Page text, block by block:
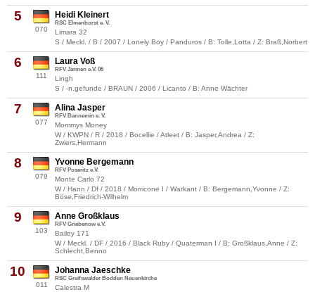
5
070
Heidi Kleinert
RSC Elmenhorst e. V.
Limara 32
S / Meckl. / B / 2007 / Lonely Boy / Panduros / B: Tolle,Lotta / Z: Braß,Norbert
6
111
Laura Voß
RFV Jarmen e.V. 06
Lingh
S / -n.gefunde / BRAUN / 2006 / Licanto / B: Anne Wächter
7
077
Alina Jasper
RFV Bannemin e. V.
Mommys Money
W / KWPN / R / 2018 / Bocellie / Atleet / B: Jasper,Andrea / Z:
Zwiers,Hermann
8
079
Yvonne Bergemann
RFV Poseritz e.V.
Monte Carlo 72
W / Hann / Df / 2018 / Morricone I / Warkant / B: Bergemann,Yvonne / Z:
Böse,Friedrich-Wilhelm
9
103
Anne Großklaus
RFV Griebenow e.V.
Bailey 171
W / Meckl. / DF / 2016 / Black Ruby / Quaterman I / B: Großklaus,Anne / Z:
Schlecht,Benno
10
011
Johanna Jaeschke
RSC Greifswalder Bodden Neuenkirche
Calestra M